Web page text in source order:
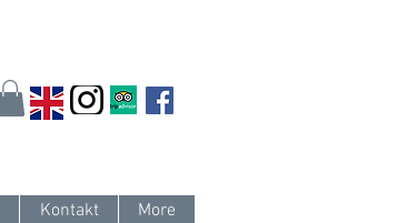
Kontakt More